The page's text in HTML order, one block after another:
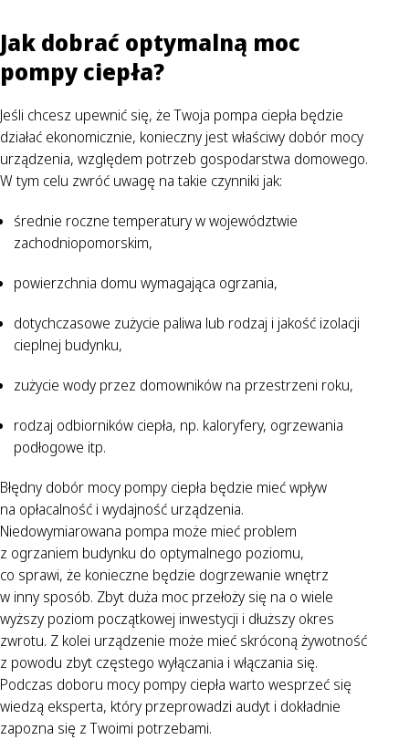
Jak dobrać optymalną moc
pompy ciepła?
Jeśli chcesz upewnić się, że Twoja pompa ciepła będzie
działać ekonomicznie, konieczny jest właściwy dobór mocy
urządzenia, względem potrzeb gospodarstwa domowego.
W tym celu zwróć uwagę na takie czynniki jak:
średnie roczne temperatury w województwie
zachodniopomorskim,
powierzchnia domu wymagająca ogrzania,
dotychczasowe zużycie paliwa lub rodzaj i jakość izolacji
cieplnej budynku,
zużycie wody przez domowników na przestrzeni roku,
rodzaj odbiorników ciepła, np. kaloryfery, ogrzewania
podłogowe itp.
Błędny dobór mocy pompy ciepła będzie mieć wpływ
na opłacalność i wydajność urządzenia.
Niedowymiarowana pompa może mieć problem
z ogrzaniem budynku do optymalnego poziomu,
co sprawi, że konieczne będzie dogrzewanie wnętrz
w inny sposób. Zbyt duża moc przełoży się na o wiele
wyższy poziom początkowej inwestycji i dłuższy okres
zwrotu. Z kolei urządzenie może mieć skróconą żywotność
z powodu zbyt częstego wyłączania i włączania się.
Podczas doboru mocy pompy ciepła warto wesprzeć się
wiedzą eksperta, który przeprowadzi audyt i dokładnie
zapozna się z Twoimi potrzebami.